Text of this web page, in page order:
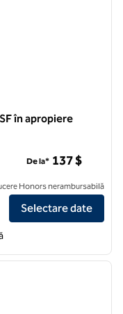
în apropiere
Suites by Hilton Tampa
De la* 137 $
Honors nerambursabilă
Selectare date